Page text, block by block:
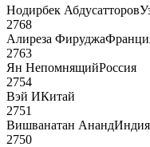
Нодирбек Абдусатторов
2768
Алиреза Фируджа
2763
Ян НепомнящийРоссия
2754
Вэй ИКитай
2751
Вишванатан АнандИндия
2750